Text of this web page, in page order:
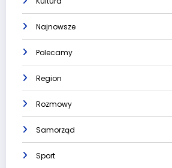
Najnowsze
Polecamy
Region
Rozmowy
Samorząd
Sport